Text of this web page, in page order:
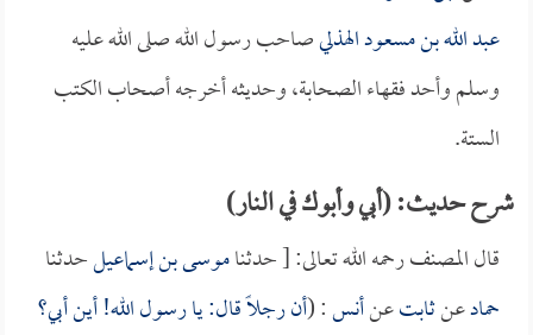
عبد الله بن مسعود الهذليصاحب رسول الله صلى الله عليه
وسلم وأحد فقهاء الصحابة، وحديثه أخرجه أصحاب الكتب
الستة.
شرح حديث: (أبي وأبوك في النار)
قال المصنف رحمه الله تعالى: [ حدثناموسى بن إسماعيلحدثنا
حمادعنثابتعنأنس: (أن رجلاً قال: يا رسول الله! أين أبي؟